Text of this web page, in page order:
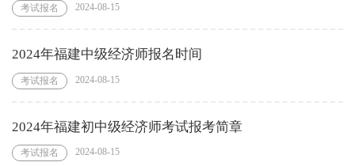
考试报名 2024-08-15
2024年福建中级经济师报名时间
考试报名 2024-08-15
2024年福建初中级经济师考试报考简章
考试报名 2024-08-15